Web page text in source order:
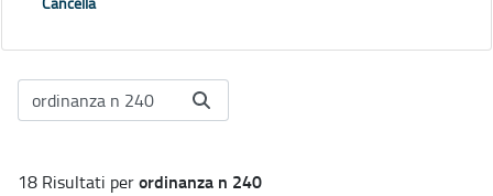
18 Risultati perordinanza n 240